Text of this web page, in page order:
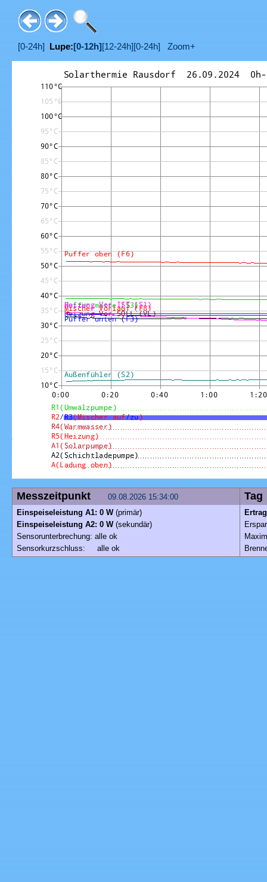
[0-24h] Lupe:[0-12h] [12-24h] [0-24h] Zoom+
Messzeitpunkt 09.08.2026 15:34:00
Einspeiseleistung A1: 0 W (primär)
Einspeiseleistung A2: 0 W(sekundär)
Sensorunterbrechung: alle ok
Sensorkurzschluss: alle ok